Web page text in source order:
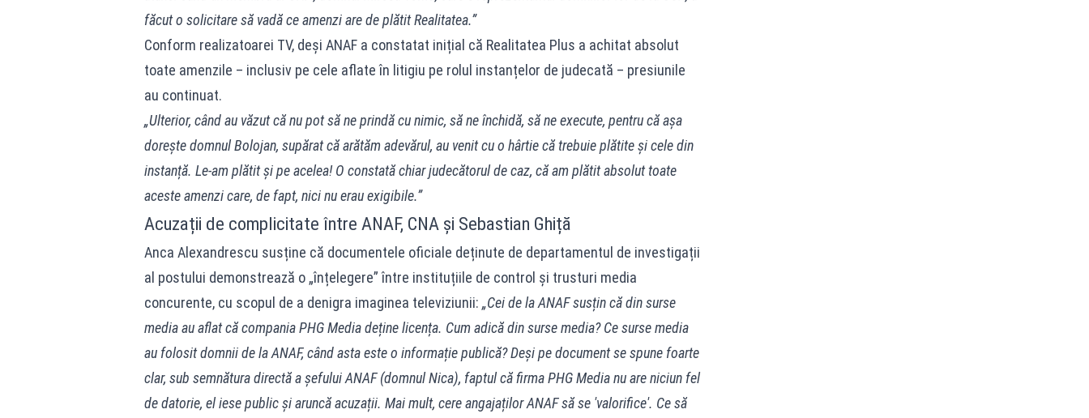
făcut o solicitare să vadă ce amenzi are de plătit Realitatea.”
Conform realizatoarei TV, deși ANAF a constatat inițial că Realitatea Plus a achitat absolut
toate amenzile – inclusiv pe cele aflate în litigiu pe rolul instanțelor de judecată – presiunile
au continuat.
„Ulterior, când au văzut că nu pot să ne prindă cu nimic, să ne închidă, să ne execute, pentru că așa
dorește domnul Bolojan, supărat că arătăm adevărul, au venit cu o hârtie că trebuie plătite și cele din
instanță. Le-am plătit și pe acelea! O constată chiar judecătorul de caz, că am plătit absolut toate
aceste amenzi care, de fapt, nici nu erau exigibile.”
Acuzații de complicitate între ANAF, CNA și Sebastian Ghiță
Anca Alexandrescu susține că documentele oficiale deținute de departamentul de investigații
al postului demonstrează o „înțelegere” între instituțiile de control și trusturi media
concurente, cu scopul de a denigra imaginea televiziunii: „Cei de la ANAF susțin că din surse
media au aflat că compania PHG Media deține licența. Cum adică din surse media? Ce surse media
au folosit domnii de la ANAF, când asta este o informație publică? Deși pe document se spune foarte
clar, sub semnătura directă a șefului ANAF (domnul Nica), faptul că firma PHG Media nu are niciun fel
de datorie, el iese public și aruncă acuzații. Mai mult, cere angajaților ANAF să se 'valorifice'. Ce să